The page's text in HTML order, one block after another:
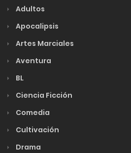
Adultos
Apocalipsis
Artes Marciales
Aventura
BL
Ciencia Ficción
Comedia
Cultivación
Drama